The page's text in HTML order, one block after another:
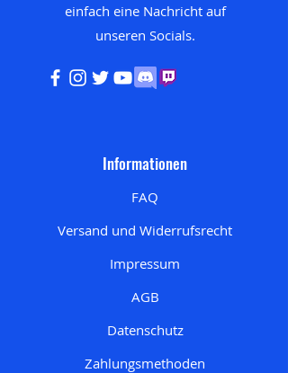
einfach eine Nachricht auf
unseren Socials.
Informationen
FAQ
Versand und Widerrufsrecht
Impressum
AGB
Datenschutz
Zahlungsmethoden